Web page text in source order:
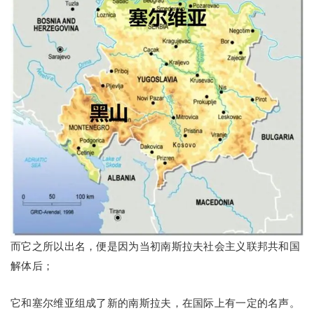
而它之所以出名，便是因为当初南斯拉夫社会主义联邦共和国
解体后；
它和塞尔维亚组成了新的南斯拉夫，在国际上有一定的名声。